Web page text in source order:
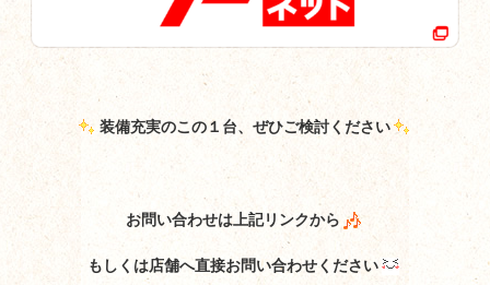
装備充実のこの１台、ぜひご検討ください
お問い合わせは上記リンクから
もしくは店舗へ直接お問い合わせください